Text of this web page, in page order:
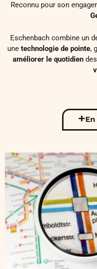
Reconnu pour son
Eschenbach combine un
une technologie de pointe,
améliorer le quotidiendes